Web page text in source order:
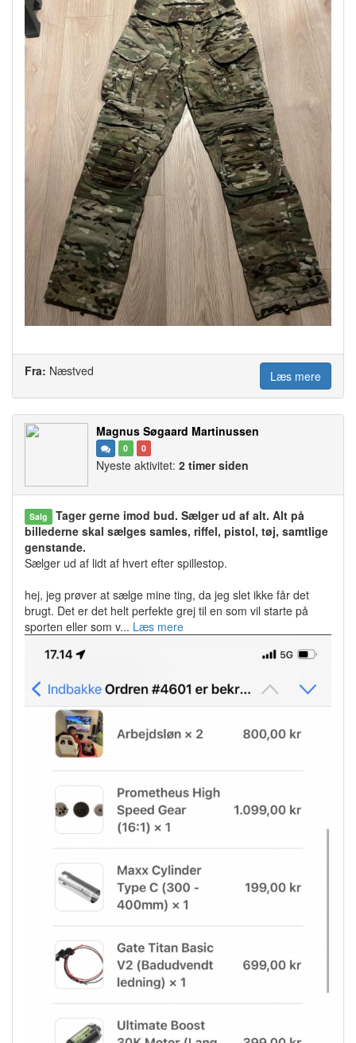
Fra: Næstved Læs mere
Magnus Søgaard Martinussen
0 0
Nyeste aktivitet: 2 timer siden
Salg
Tager gerne imod bud. Sælger ud af alt. Alt på
billederne skal sælges samles, riffel, pistol, tøj, samtlige
genstande.
Sælger ud af lidt af hvert efter spillestop.
hej, jeg prøver at sælge mine ting, da jeg slet ikke får det
brugt. Det er det helt perfekte grej til en som vil starte på
sporten eller som v... Læs mere